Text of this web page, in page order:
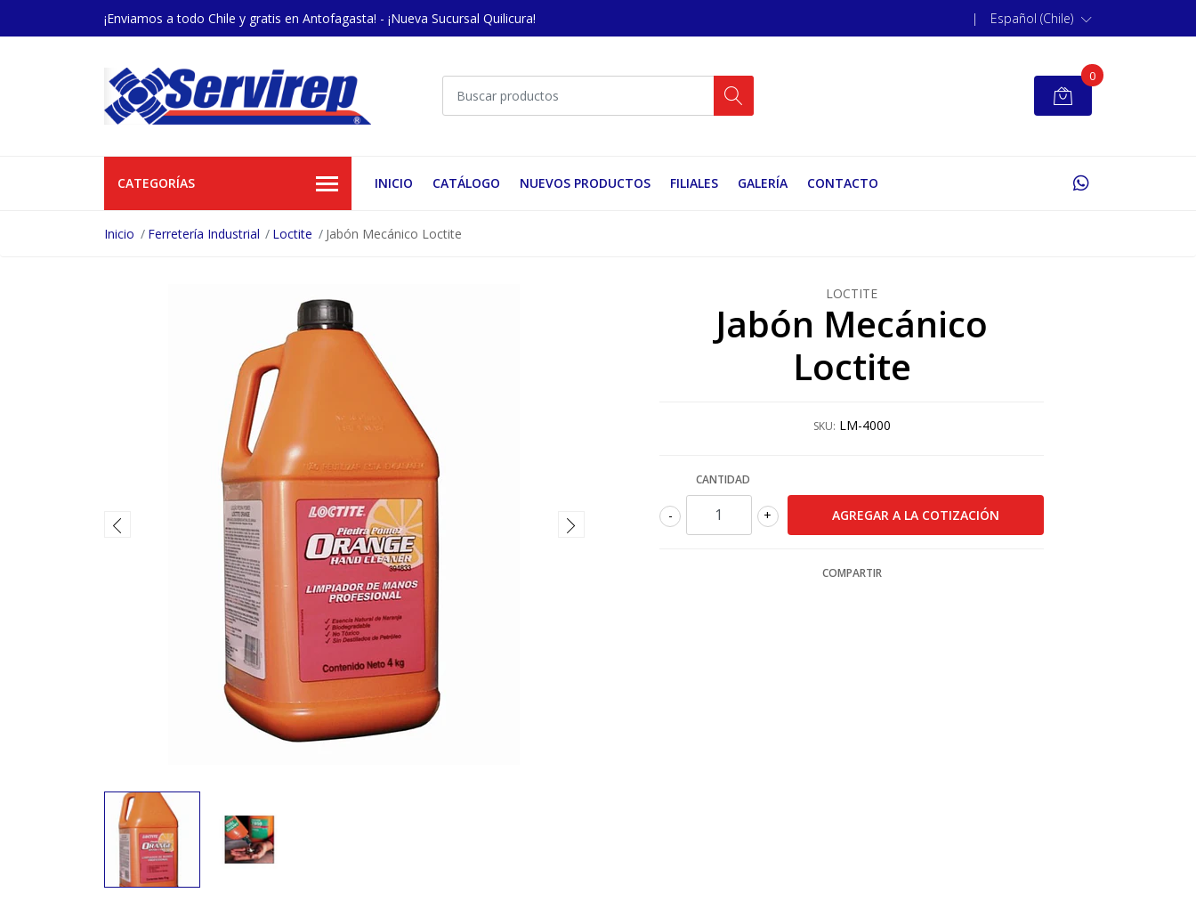
¡Enviamos a todo Chile y gratis en Antofagasta! - ¡Nueva Sucursal Quilicura! | Español (Chile)
0
CATEGORÍAS INICIO CATÁLOGO NUEVOS PRODUCTOS FILIALES GALERÍA CONTACTO
Inicio Ferretería Industrial Loctite Jabón Mecánico Loctite
LOCTITE
Jabón Mecánico
Loctite
SKU: LM-4000
CANTIDAD
+
-
COMPARTIR